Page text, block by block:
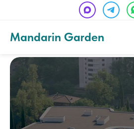
Mandarin Garden